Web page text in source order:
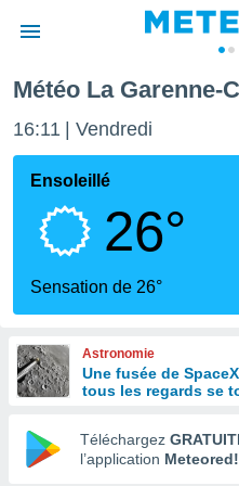
de
en
Météo La Garenne-
16:11 Vendredi
Ensoleillé
26°
Sensation de 26°
Astronomie
Une fusée de
tous les regards se
Téléchargez
l’application Meteored!